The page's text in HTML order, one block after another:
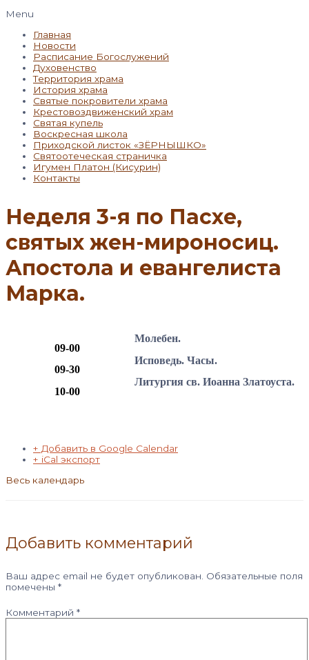
Menu
Главная
Новости
Расписание Богослужений
Духовенство
Территория храма
История храма
Святые покровители храма
Крестовоздвиженский храм
Святая купель
Воскресная школа
Приходской листок «ЗЁРНЫШКО»
Святоотеческая страничка
Игумен Платон (Кисурин)
Контакты
Неделя 3-я по Пасхе,
святых жен-мироносиц.
Апостола и евангелиста
Марка.
09-00
09-30
10-00
Молебен.
Исповедь. Часы.
Литургия св. Иоанна Златоуста.
+ Добавить в Google Calendar
+ iCal экспорт
Весь календарь
Добавить комментарий
Ваш адрес email не будет опубликован. Обязательные поля
помечены *
Комментарий *